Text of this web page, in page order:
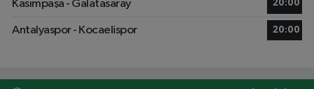
Kasımpaşa - Galatasaray 20:00
Antalyaspor - Kocaelispor 20:00